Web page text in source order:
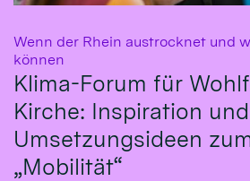
Wenn der Rhein austrocknet und
können
Klima-Forum für
Kirche: Inspiration und
Umsetzungsideen
„Mobilität“